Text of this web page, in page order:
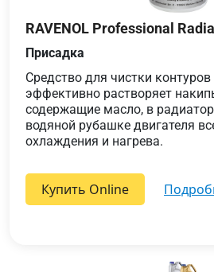
RAVENOL Professional
Присадка
Средство для чистки
эффективно растворяет
содержащие масло, в
водяной рубашке двигателя
охлаждения и нагрева.
Купить Online